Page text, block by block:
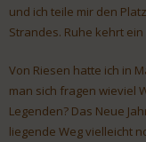
und ich teile mir den
Strandes. Ruhe kehrt
Von Riesen hatte ich in
man sich fragen wieviel
Legenden? Das Neue
liegende Weg vielleicht